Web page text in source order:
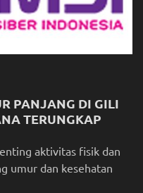
PANJANG DI GILI
TERUNGKAP
aktivitas fisik dan
umur dan kesehatan